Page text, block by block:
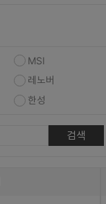
MSI
레노버
한성
검색